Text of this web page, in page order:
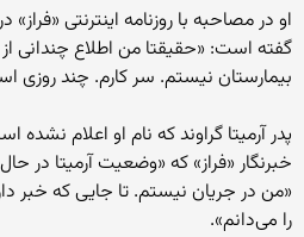
او در مصاحبه با روزنامه اینترنتی
گفته است: «حقیقتا من اطلاع چندانی
بیمارستان نیستم. سر کارم. چند روزی
پدر آرمیتا گراوند که نام او اعلام
خبرنگار «فراز» که «وضعیت آرمیتا
«من در جریان نیستم. تا جایی که
را می‌دانم».